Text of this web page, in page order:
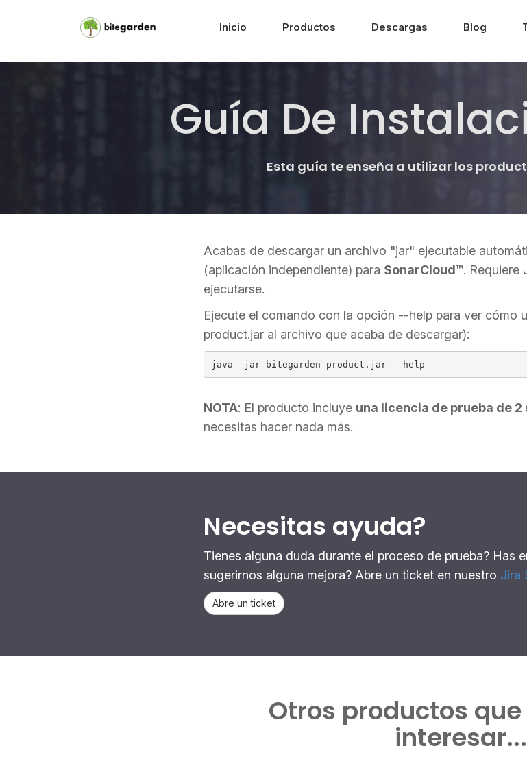
Inicio Productos Descargas Blog
Guía De
Esta guía te enseña a utilizar los
Acabas de descargar un archivo "jar" ejecutable
(aplicación independiente) para SonarCloud™. Requiere
ejecutarse.
Ejecute el comando con la opción --help para ver cómo
product.jar al archivo que acaba de descargar):
java -jar bitegarden-product.jar --help
NOTA: El producto incluye una licencia de prueba de 2
necesitas hacer nada más.
Necesitas ayuda?
Tienes alguna duda durante el proceso de prueba? Has
sugerirnos alguna mejora? Abre un ticket en nuestro Jira
Abre un ticket
Otros productos
interesar...